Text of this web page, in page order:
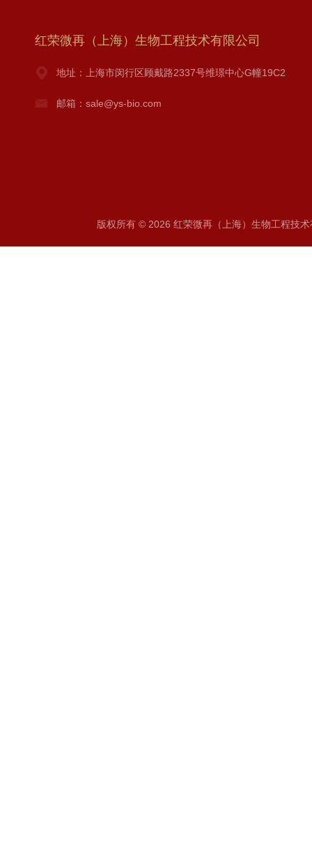
红荣微再（上海）生物工程技术有限公司
地址：上海市闵行区顾戴路2337号维璟中心G幢19C2
邮箱：sale@ys-bio.com
版权所有 © 2026 红荣微再（上海）生物工程技